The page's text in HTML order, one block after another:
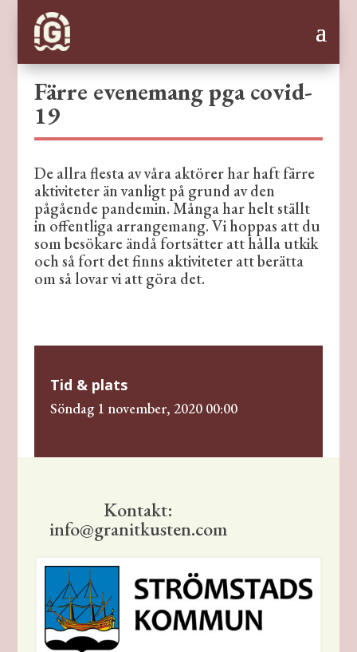
Färre evenemang pga covid-
19
De allra flesta av våra aktörer har haft färre
aktiviteter än vanligt på grund av den
pågående pandemin. Många har helt ställt
in offentliga arrangemang. Vi hoppas att du
som besökare ändå fortsätter att hålla utkik
och så fort det finns aktiviteter att berätta
om så lovar vi att göra det.
Tid & plats
söndag 1 november, 2020 00:00
Kontakt:
info@granitkusten.com